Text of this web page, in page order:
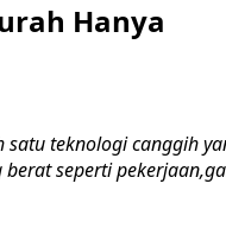
Hanya
satu teknologi canggih
seperti